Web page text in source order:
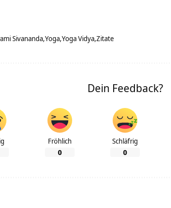
Sivananda Yoga Yoga Vidya Zitate
Dein Feedback?
Fröhlich
0
Schläfrig
0